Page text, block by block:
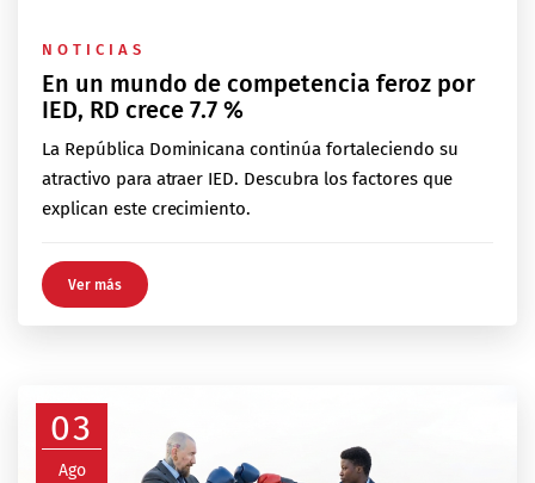
NOTICIAS
En un mundo de competencia feroz por
IED, RD crece 7.7 %
La República Dominicana continúa fortaleciendo su
atractivo para atraer IED. Descubra los factores que
explican este crecimiento.
Ver más
03
Ago